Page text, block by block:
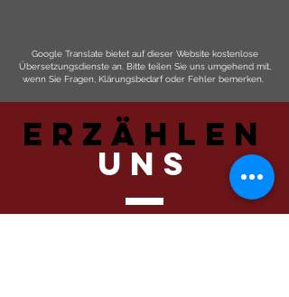
Google Translate bietet auf dieser Website kostenlose
Übersetzungsdienste an. Bitte teilen Sie uns umgehend mit,
wenn Sie Fragen, Klärungsbedarf oder Fehler bemerken.
ERZÄHLEN
UNS